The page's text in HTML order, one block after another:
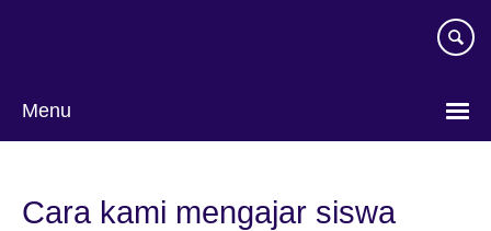
Menu
Cara kami mengajar siswa